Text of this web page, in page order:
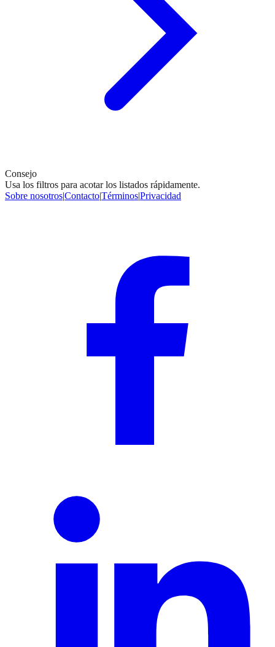
Consejo
Usa los filtros para acotar los listados rápidamente.
Sobre nosotros|Contacto|Términos|Privacidad